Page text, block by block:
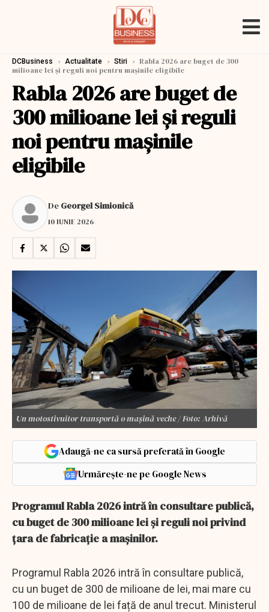
DCBusiness › Actualitate › Stiri › Rabla 2026 are buget de 300
milioane lei și reguli noi pentru mașinile eligibile
Rabla 2026 are buget de
300 milioane lei și reguli
noi pentru mașinile
eligibile
De Georgel Simionică
10 IUNIE 2026
Un motostivuitor transportă o mașină veche / Foto: Arhivă
Adaugă-ne ca sursă preferată în Google
Urmărește-ne pe Google News
Programul Rabla 2026 intră în consultare publică,
cu buget de 300 milioane lei și reguli noi privind
țara de fabricație a mașinilor.
Programul Rabla 2026 intră în consultare publică,
cu un buget de 300 de milioane de lei, mai mare cu
100 de milioane de lei față de anul trecut. Ministerul